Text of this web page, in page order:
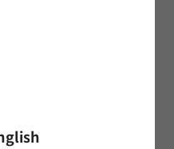
インおよび、「Inductor